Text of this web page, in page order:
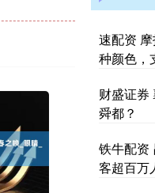
速配资
种颜色，
财盛证券
舜都？
铁牛配资
客超百万